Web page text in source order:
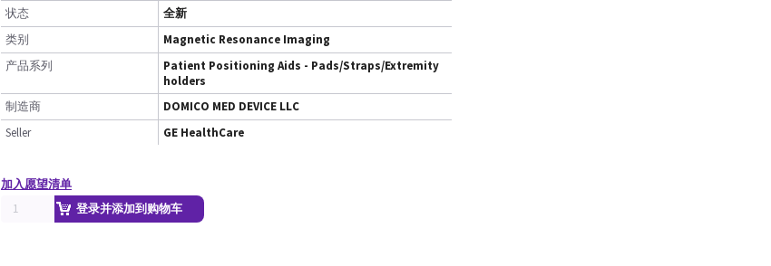
状态
全新
类别
Magnetic Resonance Imaging
产品系列
Patient Positioning Aids - Pads/Straps/Extremity
holders
制造商
DOMICO MED DEVICE LLC
Seller
GE HealthCare
加入愿望清单
登录并添加到购物车